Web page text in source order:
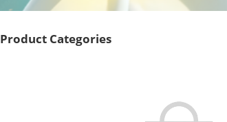
Product Categories